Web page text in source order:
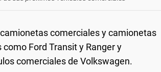
comerciales y camionetas
Ford Transit y Ranger y
comerciales de Volkswagen.